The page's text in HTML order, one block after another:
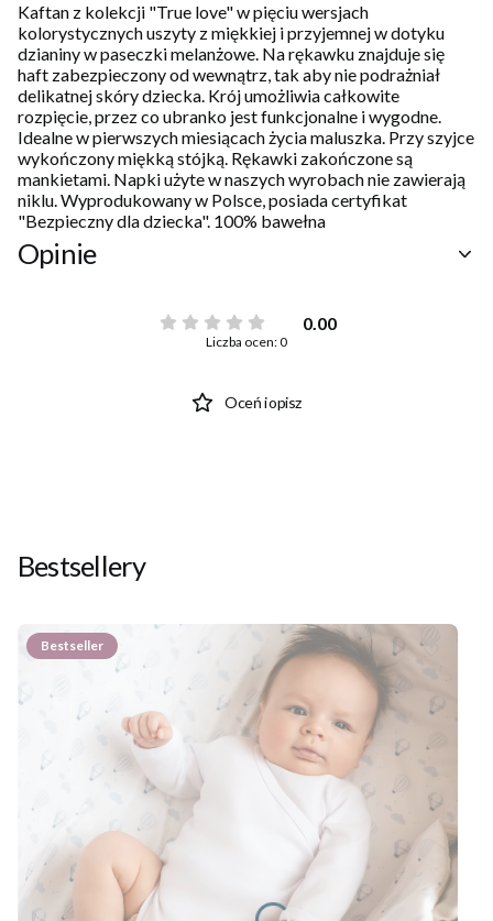
Kaftan z kolekcji "True love" w pięciu wersjach
kolorystycznych uszyty z miękkiej i przyjemnej w dotyku
dzianiny w paseczki melanżowe. Na rękawku znajduje się
haft zabezpieczony od wewnątrz, tak aby nie podrażniał
delikatnej skóry dziecka. Krój umożliwia całkowite
rozpięcie, przez co ubranko jest funkcjonalne i wygodne.
Idealne w pierwszych miesiącach życia maluszka. Przy szyjce
wykończony miękką stójką. Rękawki zakończone są
mankietami. Napki użyte w naszych wyrobach nie zawierają
niklu. Wyprodukowany w Polsce, posiada certyfikat
"Bezpieczny dla dziecka". 100% bawełna
Opinie
0.00
Liczba ocen: 0
Oceń i opisz
Bestsellery
Bestseller